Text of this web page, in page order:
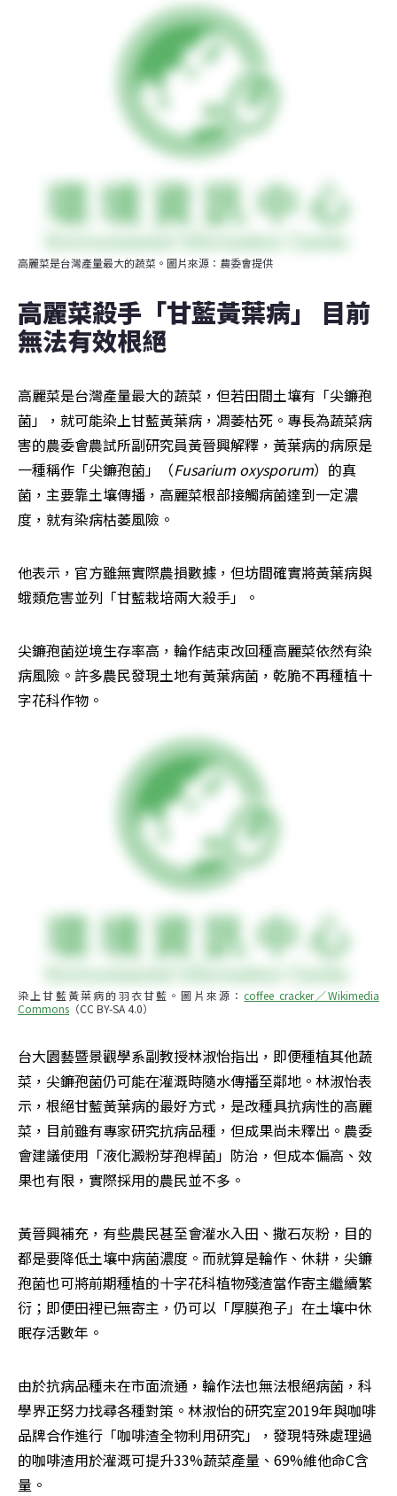
高麗菜是台灣產量最大的蔬菜。圖片來源：農委會提供
高麗菜殺手「甘藍黃葉病」 目前
無法有效根絕
高麗菜是台灣產量最大的蔬菜，但若田間土壤有「尖鐮孢
菌」，就可能染上甘藍黃葉病，凋萎枯死。專長為蔬菜病
害的農委會農試所副研究員黃晉興解釋，黃葉病的病原是
一種稱作「尖鐮孢菌」（Fusarium oxysporum）的真
菌，主要靠土壤傳播，高麗菜根部接觸病菌達到一定濃
度，就有染病枯萎風險。
他表示，官方雖無實際農損數據，但坊間確實將黃葉病與
蛾類危害並列「甘藍栽培兩大殺手」。
尖鐮孢菌逆境生存率高，輪作結束改回種高麗菜依然有染
病風險。許多農民發現土地有黃葉病菌，乾脆不再種植十
字花科作物。
染上甘藍黃葉病的羽衣甘藍。圖片來源：coffee cracker／Wikimedia
Commons （CC BY-SA 4.0）
台大園藝暨景觀學系副教授林淑怡指出，即便種植其他蔬
菜，尖鐮孢菌仍可能在灌溉時隨水傳播至鄰地。林淑怡表
示，根絕甘藍黃葉病的最好方式，是改種具抗病性的高麗
菜，目前雖有專家研究抗病品種，但成果尚未釋出。農委
會建議使用「液化澱粉芽孢桿菌」防治，但成本偏高、效
果也有限，實際採用的農民並不多。
黃晉興補充，有些農民甚至會灌水入田、撒石灰粉，目的
都是要降低土壤中病菌濃度。而就算是輪作、休耕，尖鐮
孢菌也可將前期種植的十字花科植物殘渣當作寄主繼續繁
衍；即便田裡已無寄主，仍可以「厚膜孢子」在土壤中休
眠存活數年。
由於抗病品種未在市面流通，輪作法也無法根絕病菌，科
學界正努力找尋各種對策。林淑怡的研究室2019年與咖啡
品牌合作進行「咖啡渣全物利用研究」，發現特殊處理過
的咖啡渣用於灌溉可提升33%蔬菜產量、69%維他命C含
量。